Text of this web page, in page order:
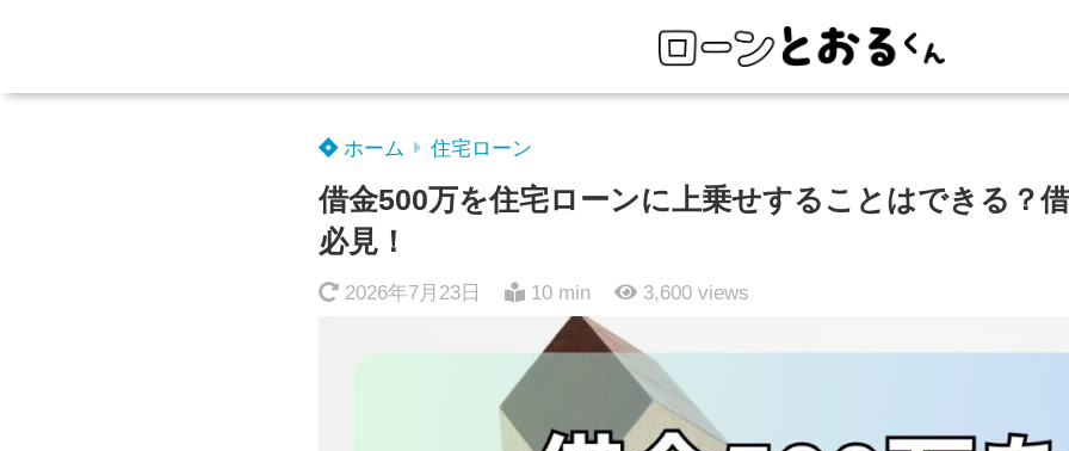
ホーム 住宅ローン
借金500万を住宅ローンに上乗せすることはできる？
必見！
2026年7月23日 10 min 3,600 views